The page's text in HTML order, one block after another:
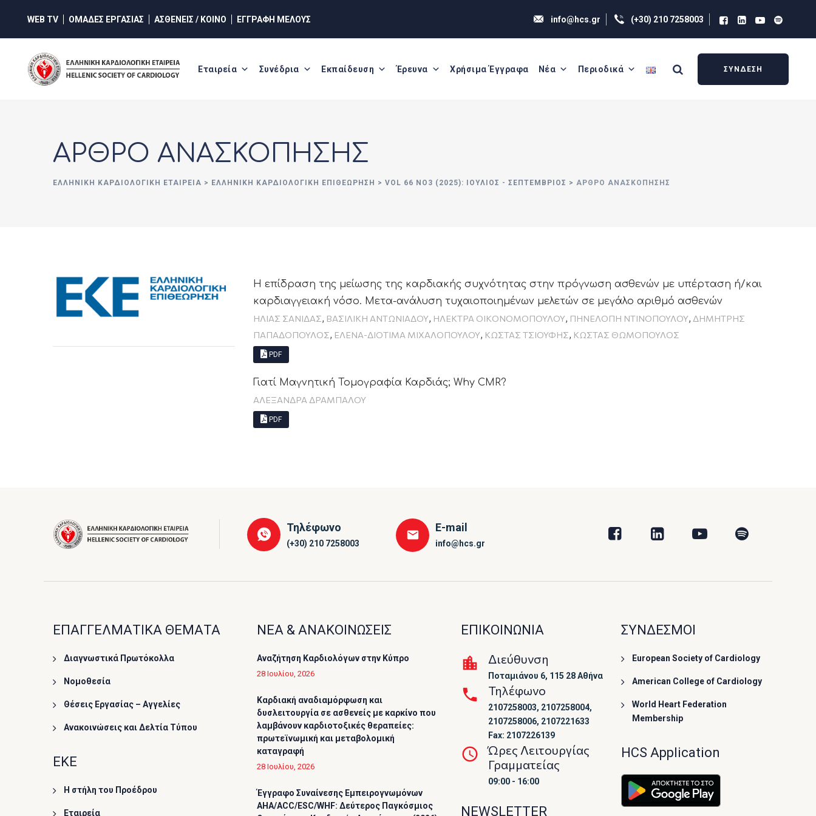
content
WEB TV ΟΜΑΔΕΣ ΕΡΓΑΣΙΑΣ ΑΣΘΕΝΕΙΣ / ΚΟΙΝΟ ΕΓΓΡΑΦΗ ΜΕΛΟΥΣ info@hcs.gr (+30) 210 7258003
Εταιρεία Συνέδρια Εκπαίδευση Έρευνα Χρήσιμα Έγγραφα Νέα Περιοδικά ΣΥΝΔΕΣΗ
ΑΡΘΡΟ ΑΝΑΣΚΟΠΗΣΗΣ
ΕΛΛΗΝΙΚΉ ΚΑΡΔΙΟΛΟΓΙΚΉ ΕΤΑΙΡΕΊΑ > ΕΛΛΗΝΙΚΗ ΚΑΡΔΙΟΛΟΓΙΚΗ ΕΠΙΘΕΩΡΗΣΗ > VOL 66 ΝΟ3 (2025): ΙΟΎΛΙΟΣ - ΣΕΠΤΈΜΒΡΙΟΣ > ΑΡΘΡΟ ΑΝΑΣΚΟΠΗΣΗΣ
Η επίδραση της μείωσης της καρδιακής συχνότητας στην πρόγνωση ασθενών με υπέρταση ή/και
καρδιαγγειακή νόσο. Μετα-ανάλυση τυχαιοποιημένων μελετών σε μεγάλο αριθμό ασθενών
ΗΛΙΑΣ ΣΑΝΙΔΑΣ, ΒΑΣΙΛΙΚΗ ΑΝΤΩΝΙΑΔΟΥ, ΗΛΕΚΤΡΑ ΟΙΚΟΝΟΜΟΠΟΥΛΟΥ, ΠΗΝΕΛΟΠΗ ΝΤΙΝΟΠΟΥΛΟΥ, ΔΗΜΗΤΡΗΣ
ΠΑΠΑΔΟΠΟΥΛΟΣ, ΕΛΕΝΑ-ΔΙΟΤΙΜΑ ΜΙΧΑΛΟΠΟΥΛΟΥ, ΚΩΣΤΑΣ ΤΣΙΟΥΦΗΣ, ΚΩΣΤΑΣ ΘΩΜΟΠΟΥΛΟΣ
PDF
Γιατί Μαγνητική Τομογραφία Καρδιάς; Why CMR?
ΑΛΕΞΑΝΔΡΑ ΔΡΑΜΠΑΛΟΥ
PDF
Τηλέφωνο
(+30) 210 7258003
E-mail
info@hcs.gr
ΕΠΑΓΓΕΛΜΑΤΙΚΑ ΘΕΜΑΤΑ
Διαγνωστικά Πρωτόκολλα
Νομοθεσία
Θέσεις Εργασίας – Αγγελίες
Ανακοινώσεις και Δελτία Τύπου
ΕΚΕ
Η στήλη του Προέδρου
Εταιρεία
ΝΕΑ & ΑΝΑΚΟΙΝΩΣΕΙΣ
Αναζήτηση Καρδιολόγων στην Κύπρο
28 Ιουλίου, 2026
Καρδιακή αναδιαμόρφωση και
δυσλειτουργία σε ασθενείς με καρκίνο που
λαμβάνουν καρδιοτοξικές θεραπείες:
πρωτεϊνωμική και μεταβολομική
καταγραφή
28 Ιουλίου, 2026
Έγγραφο Συναίνεσης Εμπειρογνωμόνων
AHA/ACC/ESC/WHF: Δεύτερος Παγκόσμιος
ΕΠΙΚΟΙΝΩΝΙΑ
Διεύθυνση
Ποταμιάνου 6, 115 28 Αθήνα
Τηλέφωνο
2107258003, 2107258004,
2107258006, 2107221633
Fax: 2107226139
Ώρες Λειτουργίας
Γραμματείας
09:00 - 16:00
NEWSLETTER
ΣΥΝΔΕΣΜΟΙ
European Society of Cardiology
American College of Cardiology
World Heart Federation
Membership
HCS Application